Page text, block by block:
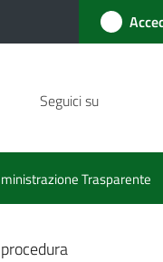
Seguici su
Trasparente
selezionato